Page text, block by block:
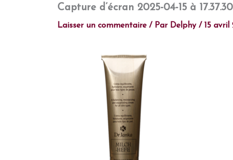
Capture d’écran 2025-04-15 à 17.37.30
Laisser un commentaire / Par Delphy / 15 avril